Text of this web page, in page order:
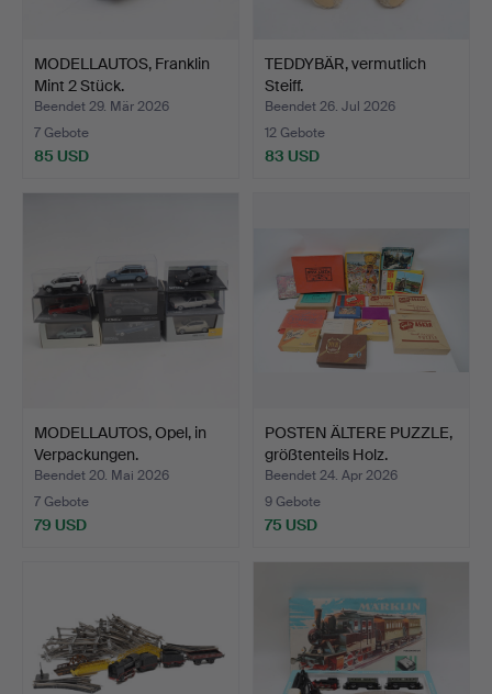
MODELLAUTOS, Franklin
Mint 2 Stück.
Beendet 29. Mär 2026
7 Gebote
85 USD
TEDDYBÄR, vermutlich
Steiff.
Beendet 26. Jul 2026
12 Gebote
83 USD
MODELLAUTOS, Opel, in
Verpackungen.
Beendet 20. Mai 2026
7 Gebote
79 USD
POSTEN ÄLTERE PUZZLE,
größtenteils Holz.
Beendet 24. Apr 2026
9 Gebote
75 USD